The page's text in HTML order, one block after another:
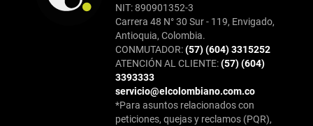
NIT: 890901352-3
Carrera 48 N° 30 Sur - 119, Envigado,
Antioquia, Colombia.
CONMUTADOR:(57) (604) 3315252
ATENCIÓN AL CLIENTE:(57) (604)
3393333
servicio@elcolombiano.com.co
*Para asuntos relacionados con
peticiones, quejas y reclamos (PQR),